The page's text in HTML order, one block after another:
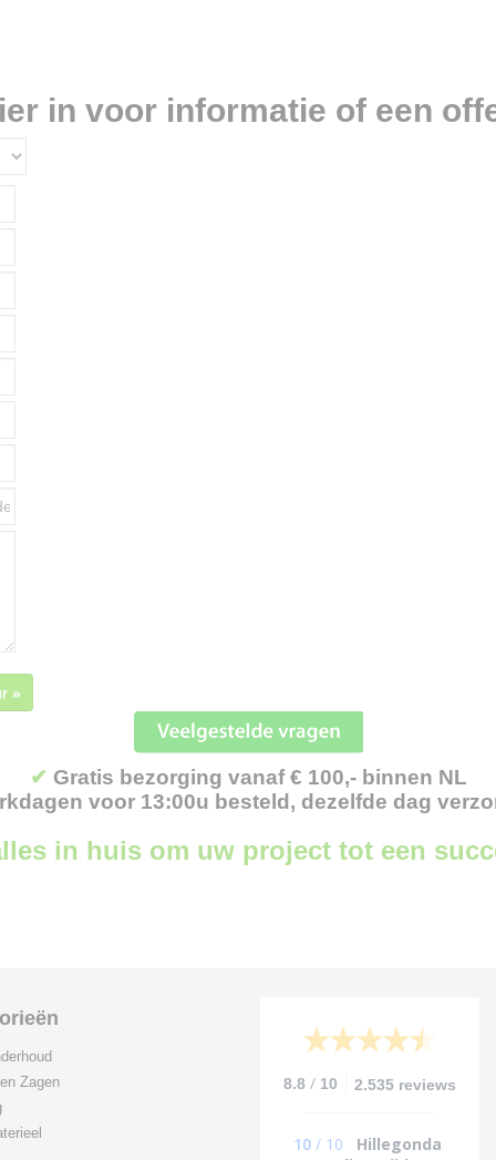
in voor informatie of een
»
✔ Gratis bezorging vanaf € 100,- binnen NL
voor 13:00u besteld, dezelfde dag
in huis om uw project tot een
Zagen
8.8 / 10 2.535 reviews
10 / 10
Hillegonda